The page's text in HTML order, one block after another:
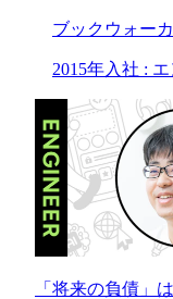
ブックウォー
2015年入社 :
「将来の負債」